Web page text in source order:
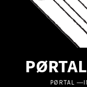
PØRTAL